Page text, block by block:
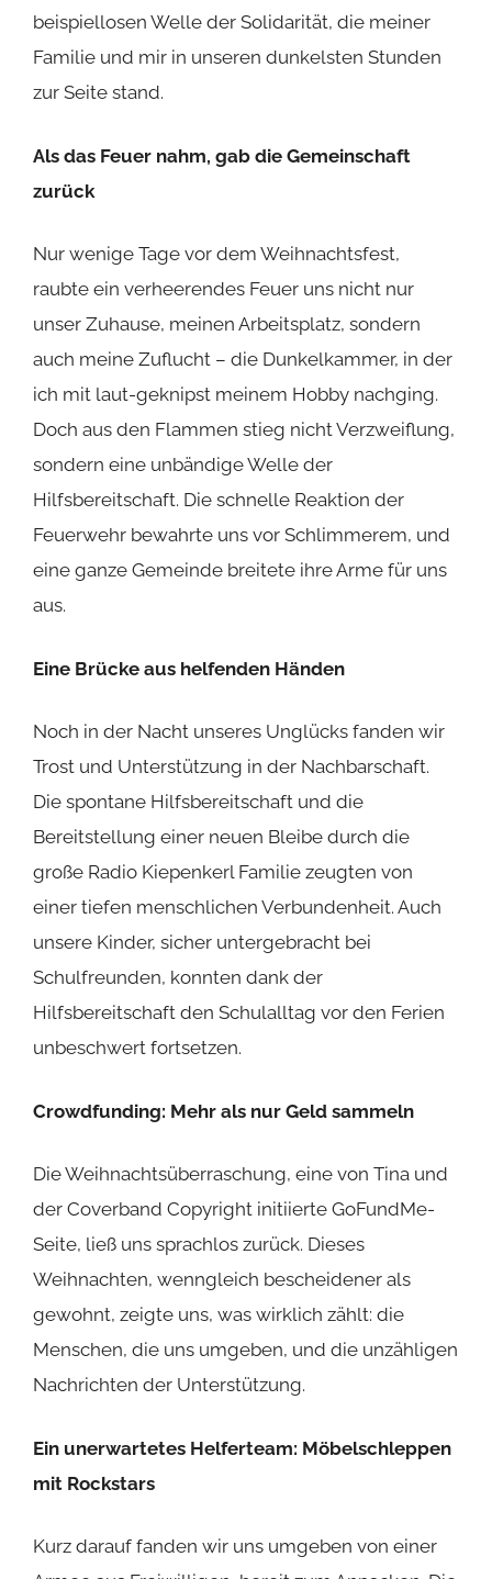
beispiellosen Welle der Solidarität, die meiner
Familie und mir in unseren dunkelsten Stunden
zur Seite stand.
Als das Feuer nahm, gab die Gemeinschaft
zurück
Nur wenige Tage vor dem Weihnachtsfest,
raubte ein verheerendes Feuer uns nicht nur
unser Zuhause, meinen Arbeitsplatz, sondern
auch meine Zuflucht – die Dunkelkammer, in der
ich mit laut-geknipst meinem Hobby nachging.
Doch aus den Flammen stieg nicht Verzweiflung,
sondern eine unbändige Welle der
Hilfsbereitschaft. Die schnelle Reaktion der
Feuerwehr bewahrte uns vor Schlimmerem, und
eine ganze Gemeinde breitete ihre Arme für uns
aus.
Eine Brücke aus helfenden Händen
Noch in der Nacht unseres Unglücks fanden wir
Trost und Unterstützung in der Nachbarschaft.
Die spontane Hilfsbereitschaft und die
Bereitstellung einer neuen Bleibe durch die
große Radio Kiepenkerl Familie zeugten von
einer tiefen menschlichen Verbundenheit. Auch
unsere Kinder, sicher untergebracht bei
Schulfreunden, konnten dank der
Hilfsbereitschaft den Schulalltag vor den Ferien
unbeschwert fortsetzen.
Crowdfunding: Mehr als nur Geld sammeln
Die Weihnachtsüberraschung, eine von Tina und
der Coverband Copyright initiierte GoFundMe-
Seite, ließ uns sprachlos zurück. Dieses
Weihnachten, wenngleich bescheidener als
gewohnt, zeigte uns, was wirklich zählt: die
Menschen, die uns umgeben, und die unzähligen
Nachrichten der Unterstützung.
Ein unerwartetes Helferteam: Möbelschleppen
mit Rockstars
Kurz darauf fanden wir uns umgeben von einer